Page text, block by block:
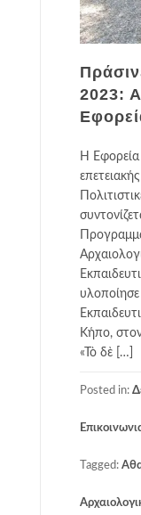
2023:
Η Εφορεία
Κήπο,
«Τὸ δὲ […]
Posted in:
Tagged: